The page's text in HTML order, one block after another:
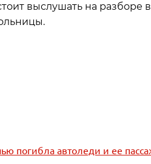
выслушать на разборе
погибла автоледи и ее